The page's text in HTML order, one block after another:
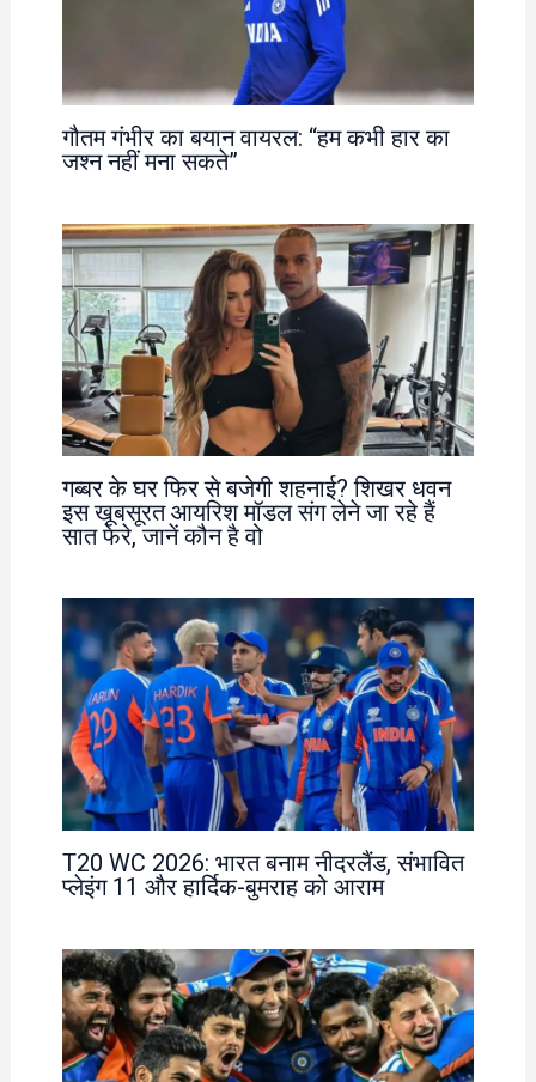
गौतम गंभीर का बयान वायरल: “हम कभी हार का
जश्न नहीं मना सकते”
गब्बर के घर फिर से बजेगी शहनाई? शिखर धवन
इस खूबसूरत आयरिश मॉडल संग लेने जा रहे हैं
सात फेरे, जानें कौन है वो
T20 WC 2026: भारत बनाम नीदरलैंड, संभावित
प्लेइंग 11 और हार्दिक-बुमराह को आराम